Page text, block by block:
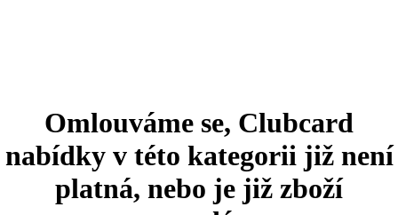
Omlouváme se, Clubcard
nabídky v této kategorii již není
platná, nebo je již zboží